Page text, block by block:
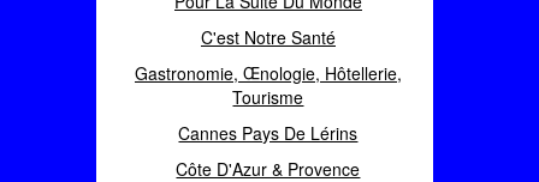
C'est Notre Santé
Gastronomie, Œnologie, Hôtellerie,
Tourisme
Cannes Pays De Lérins
Côte D'Azur & Provence